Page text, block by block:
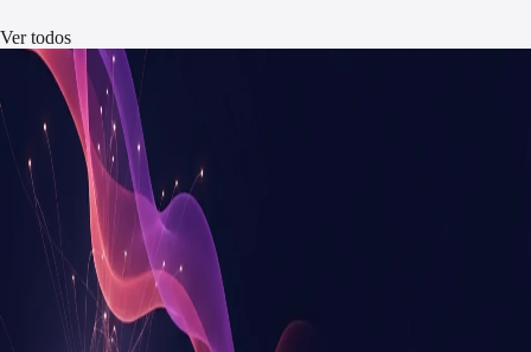
Ver todos